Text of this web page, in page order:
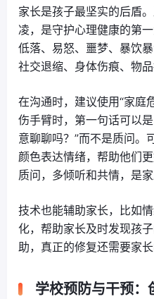
家长是孩子最坚实的后盾
凌，是守护心理健康的第
低落、易怒、噩梦、暴饮
社交退缩、身体伤痕、物
在沟通时，建议使用“家庭
伤手臂时，第一句话可以
意聊聊吗？”而不是质问。
颜色表达情绪，帮助他们
质问，多倾听和共情，是家
技术也能辅助家长，比如
化，帮助家长及时发现孩
助，真正的修复还需要家长
学校预防与干预：